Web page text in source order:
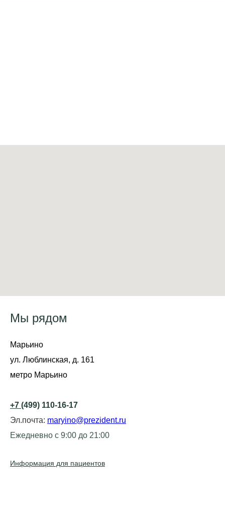
Мы рядом
Марьино
ул. Люблинская, д. 161
метро Марьино
+7 (499) 110-16-17
Эл.почта: maryino@prezident.ru
Ежедневно с 9:00 до 21:00
Информация для пациентов